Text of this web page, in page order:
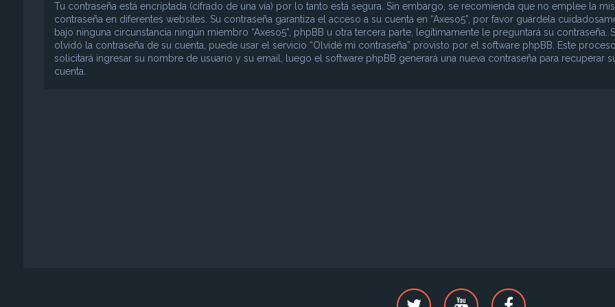
Tu contraseña está encriptada (cifrado de una vía) por lo tanto está segura. Sin embargo, se recomienda que no emplee la
contraseña en diferentes websites. Su contraseña garantiza el acceso a su cuenta en “Axeso5”, por favor guárdela
bajo ninguna circunstancia ningún miembro “Axeso5”, phpBB u otra tercera parte, legítimamente le preguntará su contraseña.
olvidó la contraseña de su cuenta, puede usar el servicio “Olvidé mi contraseña” provisto por el software phpBB. Este
solicitará ingresar su nombre de usuario y su email, luego el software phpBB generará una nueva contraseña para recuperar
cuenta.